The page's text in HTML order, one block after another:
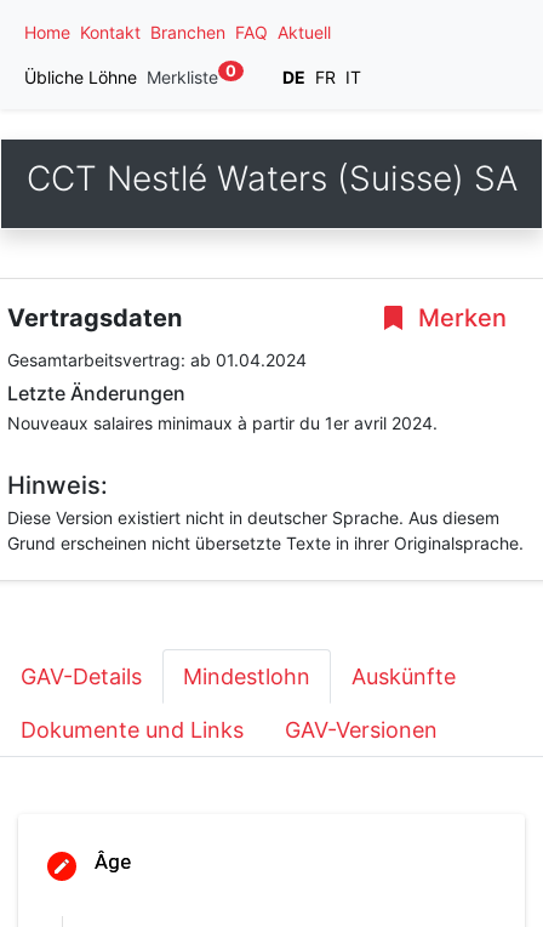
Home Kontakt Branchen FAQ Aktuell
Übliche Löhne Merkliste 0 DE FR IT
CCT Nestlé Waters (Suisse) SA
Merken
Vertragsdaten
Gesamtarbeitsvertrag: ab 01.04.2024
Letzte Änderungen
Nouveaux salaires minimaux à partir du 1er avril 2024.
Hinweis:
Diese Version existiert nicht in deutscher Sprache. Aus diesem
Grund erscheinen nicht übersetzte Texte in ihrer Originalsprache.
GAV-Details Mindestlohn Auskünfte
Dokumente und Links GAV-Versionen
Âge